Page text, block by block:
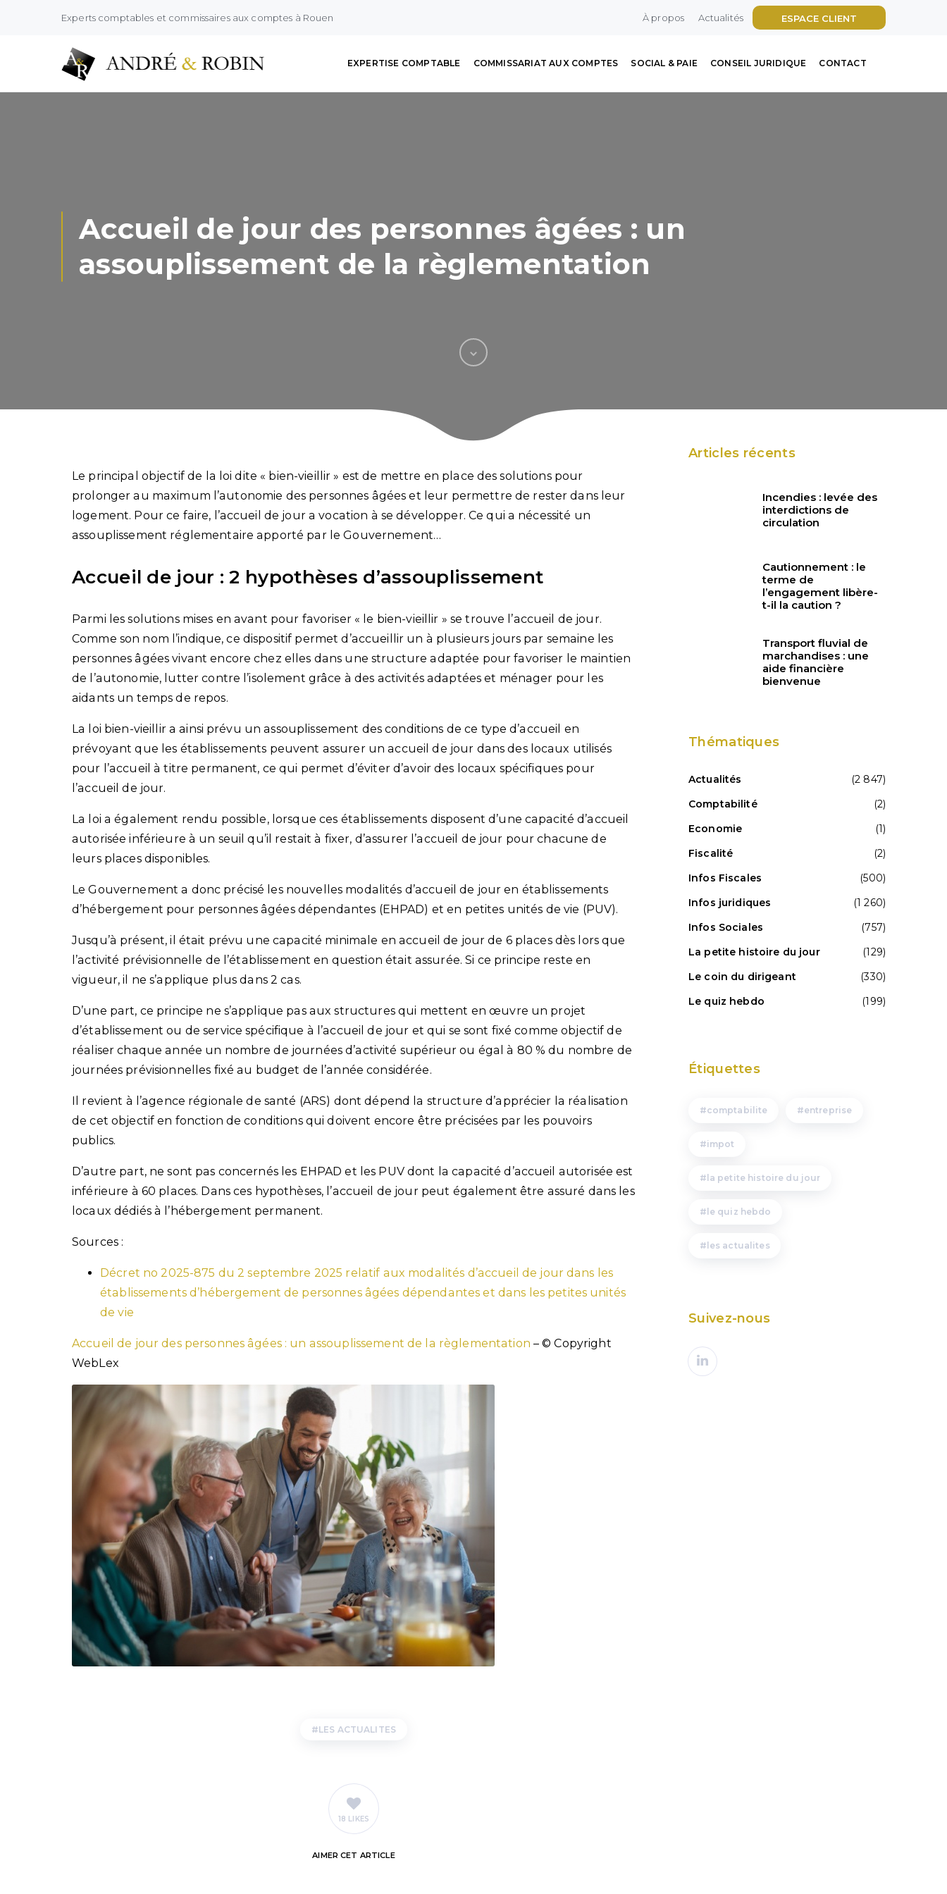
Experts comptables et commissaires aux comptes à Rouen ESPACE CLIENT
À propos Actualités
EXPERTISE COMPTABLE COMMISSARIAT AUX COMPTES SOCIAL & PAIE CONSEIL JURIDIQUE CONTACT
Accueil de jour des personnes âgées : un
assouplissement de la règlementation
Le principal objectif de la loi dite « bien-vieillir » est de mettre en place des solutions pour
prolonger au maximum l’autonomie des personnes âgées et leur permettre de rester dans leur
logement. Pour ce faire, l’accueil de jour a vocation à se développer. Ce qui a nécessité un
assouplissement réglementaire apporté par le Gouvernement…
Accueil de jour : 2 hypothèses d’assouplissement
Parmi les solutions mises en avant pour favoriser « le bien-vieillir » se trouve l’accueil de jour.
Comme son nom l’indique, ce dispositif permet d’accueillir un à plusieurs jours par semaine les
personnes âgées vivant encore chez elles dans une structure adaptée pour favoriser le maintien
de l’autonomie, lutter contre l’isolement grâce à des activités adaptées et ménager pour les
aidants un temps de repos.
La loi bien-vieillir a ainsi prévu un assouplissement des conditions de ce type d’accueil en
prévoyant que les établissements peuvent assurer un accueil de jour dans des locaux utilisés
pour l’accueil à titre permanent, ce qui permet d’éviter d’avoir des locaux spécifiques pour
l’accueil de jour.
La loi a également rendu possible, lorsque ces établissements disposent d’une capacité d’accueil
autorisée inférieure à un seuil qu’il restait à fixer, d’assurer l’accueil de jour pour chacune de
leurs places disponibles.
Le Gouvernement a donc précisé les nouvelles modalités d’accueil de jour en établissements
d’hébergement pour personnes âgées dépendantes (EHPAD) et en petites unités de vie (PUV).
Jusqu’à présent, il était prévu une capacité minimale en accueil de jour de 6 places dès lors que
l’activité prévisionnelle de l’établissement en question était assurée. Si ce principe reste en
vigueur, il ne s’applique plus dans 2 cas.
D’une part, ce principe ne s’applique pas aux structures qui mettent en œuvre un projet
d’établissement ou de service spécifique à l’accueil de jour et qui se sont fixé comme objectif de
réaliser chaque année un nombre de journées d’activité supérieur ou égal à 80 % du nombre de
journées prévisionnelles fixé au budget de l’année considérée.
Il revient à l’agence régionale de santé (ARS) dont dépend la structure d’apprécier la réalisation
de cet objectif en fonction de conditions qui doivent encore être précisées par les pouvoirs
publics.
D’autre part, ne sont pas concernés les EHPAD et les PUV dont la capacité d’accueil autorisée est
inférieure à 60 places. Dans ces hypothèses, l’accueil de jour peut également être assuré dans les
locaux dédiés à l’hébergement permanent.
Sources :
Décret no 2025-875 du 2 septembre 2025 relatif aux modalités d’accueil de jour dans les
établissements d’hébergement de personnes âgées dépendantes et dans les petites unités
de vie
Accueil de jour des personnes âgées : un assouplissement de la règlementation – © Copyright
WebLex
LES ACTUALITES
18 LIKES
AIMER CET ARTICLE
Articles récents
Incendies : levée des
interdictions de
circulation
Cautionnement : le
terme de
l’engagement libère-
t-il la caution ?
Transport fluvial de
marchandises : une
aide financière
bienvenue
Thématiques
Actualités
(2 847)
Comptabilité
(2)
Economie
(1)
Fiscalité
(2)
Infos Fiscales
(500)
Infos juridiques
(1 260)
Infos Sociales
(757)
La petite histoire du jour
(129)
Le coin du dirigeant
(330)
Le quiz hebdo
(199)
Étiquettes
comptabilite entreprise
impot
la petite histoire du jour
le quiz hebdo
les actualites
Suivez-nous